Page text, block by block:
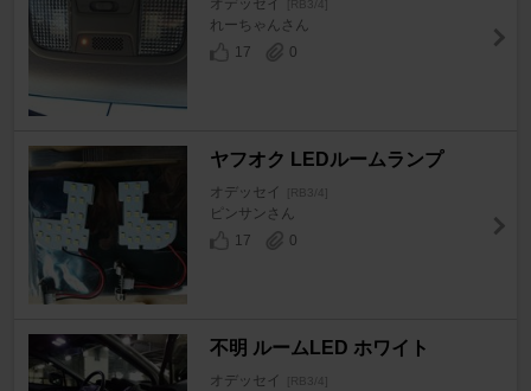
オデッセイ [RB3/4]
れーちゃんさん
17
0
ヤフオク LEDルームランプ
オデッセイ [RB3/4]
ピンサンさん
17
0
不明 ルームLED ホワイト
オデッセイ [RB3/4]